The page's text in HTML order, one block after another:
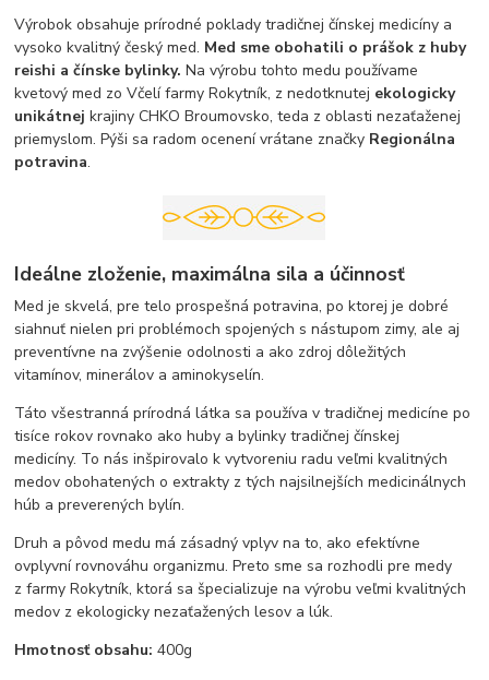
Výrobok obsahuje prírodné poklady tradičnej čínskej medicíny a
vysoko kvalitný český med. Med sme obohatili o prášok z huby
reishi a čínske bylinky. Na výrobu tohto medu používame
kvetový med zo Včelí farmy Rokytník, z nedotknutej ekologicky
unikátnej krajiny CHKO Broumovsko, teda z oblasti nezaťaženej
priemyslom. Pýši sa radom ocenení vrátane značky Regionálna
potravina.
Ideálne zloženie, maximálna sila a účinnosť
Med je skvelá, pre telo prospešná potravina, po ktorej je dobré
siahnuť nielen pri problémoch spojených s nástupom zimy, ale aj
preventívne na zvýšenie odolnosti a ako zdroj dôležitých
vitamínov, minerálov a aminokyselín.
Táto všestranná prírodná látka sa používa v tradičnej medicíne po
tisíce rokov rovnako ako huby a bylinky tradičnej čínskej
medicíny. To nás inšpirovalo k vytvoreniu radu veľmi kvalitných
medov obohatených o extrakty z tých najsilnejších medicinálnych
húb a preverených bylín.
Druh a pôvod medu má zásadný vplyv na to, ako efektívne
ovplyvní rovnováhu organizmu. Preto sme sa rozhodli pre medy
z farmy Rokytník, ktorá sa špecializuje na výrobu veľmi kvalitných
medov z ekologicky nezaťažených lesov a lúk.
Hmotnosť obsahu: 400g